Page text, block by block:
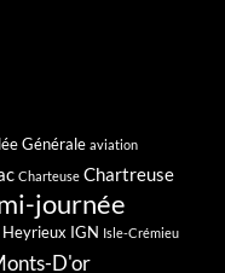
Générale aviation
Charteuse Chartreuse
journée
Heyrieux IGN Isle-Crémieu
D'or